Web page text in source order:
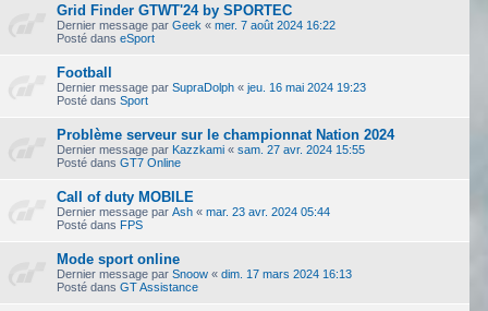
Grid Finder GTWT'24 by SPORTEC
Dernier message par Geek « mer. 7 août 2024 16:22
Posté dans eSport
Football
Dernier message par SupraDolph « jeu. 16 mai 2024 19:23
Posté dans Sport
Problème serveur sur le championnat Nation 2024
Dernier message par Kazzkami « sam. 27 avr. 2024 15:55
Posté dans GT7 Online
Call of duty MOBILE
Dernier message par Ash « mar. 23 avr. 2024 05:44
Posté dans FPS
Mode sport online
Dernier message par Snoow « dim. 17 mars 2024 16:13
Posté dans GT Assistance